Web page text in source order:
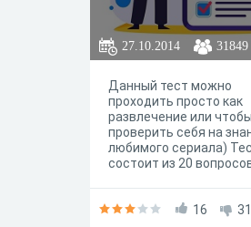
27.10.2014 31849
Данный тест можно
проходить просто как
развлечение или чтобы
проверить себя на
любимого сериала)
состоит из 20
ответов. Желаю удачи!
16 31